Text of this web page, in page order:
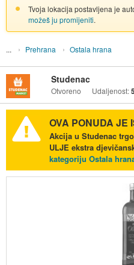
Tvoja lokacija postavljena je
možeš ju promijeniti.
Prehrana Ostala hrana
Studenac
Otvoreno Udaljenost:
OVA PONUDA JE
Akcija u Studenac
ULJE ekstra
kategoriju Ostala